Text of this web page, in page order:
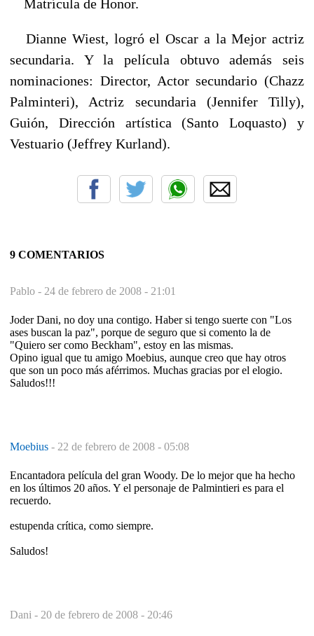
Matrícula de Honor.
Dianne Wiest, logró el Oscar a la Mejor actriz
secundaria. Y la película obtuvo además seis
nominaciones: Director, Actor secundario (Chazz
Palminteri), Actriz secundaria (Jennifer Tilly),
Guión, Dirección artística (Santo Loquasto) y
Vestuario (Jeffrey Kurland).
9 COMENTARIOS
Pablo - 24 de febrero de 2008 - 21:01
Joder Dani, no doy una contigo. Haber si tengo suerte con "Los
ases buscan la paz", porque de seguro que si comento la de
"Quiero ser como Beckham", estoy en las mismas.
Opino igual que tu amigo Moebius, aunque creo que hay otros
que son un poco más aférrimos. Muchas gracias por el elogio.
Saludos!!!
Moebius - 22 de febrero de 2008 - 05:08
Encantadora película del gran Woody. De lo mejor que ha hecho
en los últimos 20 años. Y el personaje de Palmintieri es para el
recuerdo.
estupenda crítica, como siempre.
Saludos!
Dani - 20 de febrero de 2008 - 20:46